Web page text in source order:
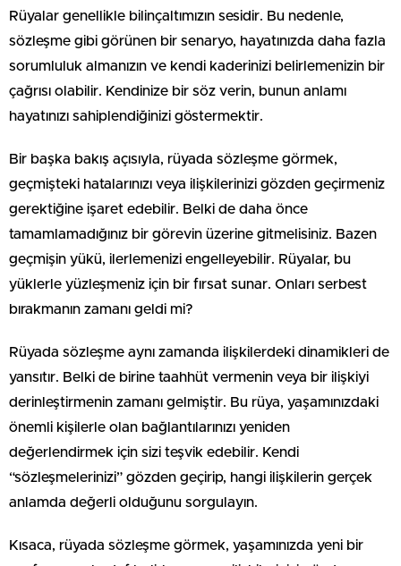
Rüyalar genellikle bilinçaltımızın sesidir. Bu nedenle,
sözleşme gibi görünen bir senaryo, hayatınızda daha fazla
sorumluluk almanızın ve kendi kaderinizi belirlemenizin bir
çağrısı olabilir. Kendinize bir söz verin, bunun anlamı
hayatınızı sahiplendiğinizi göstermektir.
Bir başka bakış açısıyla, rüyada sözleşme görmek,
geçmişteki hatalarınızı veya ilişkilerinizi gözden geçirmeniz
gerektiğine işaret edebilir. Belki de daha önce
tamamlamadığınız bir görevin üzerine gitmelisiniz. Bazen
geçmişin yükü, ilerlemenizi engelleyebilir. Rüyalar, bu
yüklerle yüzleşmeniz için bir fırsat sunar. Onları serbest
bırakmanın zamanı geldi mi?
Rüyada sözleşme aynı zamanda ilişkilerdeki dinamikleri de
yansıtır. Belki de birine taahhüt vermenin veya bir ilişkiyi
derinleştirmenin zamanı gelmiştir. Bu rüya, yaşamınızdaki
önemli kişilerle olan bağlantılarınızı yeniden
değerlendirmek için sizi teşvik edebilir. Kendi
“sözleşmelerinizi” gözden geçirip, hangi ilişkilerin gerçek
anlamda değerli olduğunu sorgulayın.
Kısaca, rüyada sözleşme görmek, yaşamınızda yeni bir